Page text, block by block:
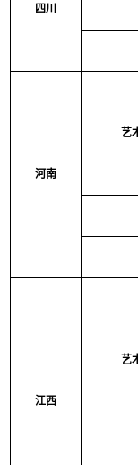
四川
河南
艺
江西
艺